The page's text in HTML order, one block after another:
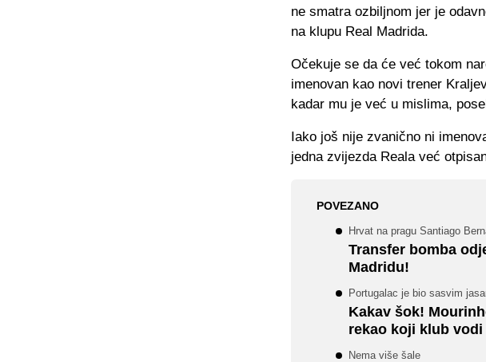
ne smatra ozbiljnom jer je
na klupu Real Madrida.
Očekuje se da će već tokom
imenovan kao novi trener
kadar mu je već u mislima,
Iako još nije zvanično ni
jedna zvijezda Reala već
POVEZANO
Hrvat na pragu Santiago
Transfer bomba
Madridu!
Portugalac je bio sasvim
Kakav šok!
rekao koji klub vodi
Nema više šale